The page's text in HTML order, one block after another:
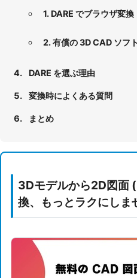
1. DARE でブラウザ変換
2. 有償の 3D CAD ソフ
DARE を選ぶ理由
変換時によくある質問
まとめ
3Dモデルから2D図面
換、もっとラクにしま